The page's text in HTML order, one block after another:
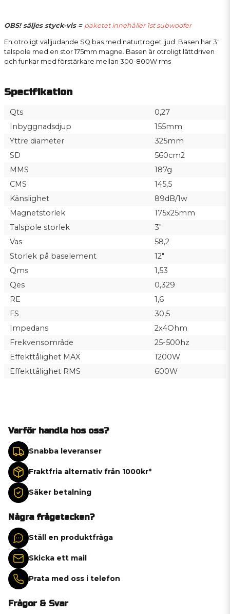
OBS! säljes styck-vis = paketet innehåller 1st subwoofer
En otroligt välljudande SQ bas med naturtroget ljud. Basen har 3"
talspole med en stor 175mm magne. Basen är otroligt lättdriven
och funkar med förstärkare mellan 300-800W rms
Specifikation
Qts
0,27
Inbyggnadsdjup
155mm
Yttre diameter
325mm
SD
560cm2
MMS
187g
CMS
145,5
Känslighet
89dB/1w
Magnetstorlek
175x25mm
Talspole storlek
3"
Vas
58,2
Storlek på baselement
12"
Qms
1,53
Qes
0,329
RE
1,6
FS
30,5
Impedans
2x4Ohm
Frekvensområde
25-500hz
Effekttålighet MAX
1200W
Effekttålighet RMS
600W
Varför handla hos oss?
Snabba leveranser
Fraktfria alternativ från 1000kr*
Säker betalning
Några frågetecken?
Ställ en produktfråga
Skicka ett mail
Prata med oss i telefon
Frågor & Svar